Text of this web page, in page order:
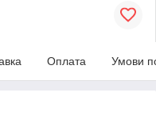
Оплата Умови